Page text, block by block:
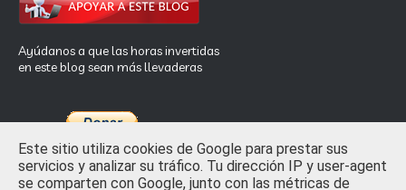
Ayúdanos a que las horas invertidas
en este blog sean más llevaderas
Este sitio utiliza cookies de Google para prestar sus
servicios y analizar su tráfico. Tu dirección IP y user-agent
se comparten con Google, junto con las métricas de